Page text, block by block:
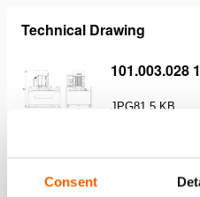
Consent
Technical Drawing
101.003.028
JPG81.5 KB